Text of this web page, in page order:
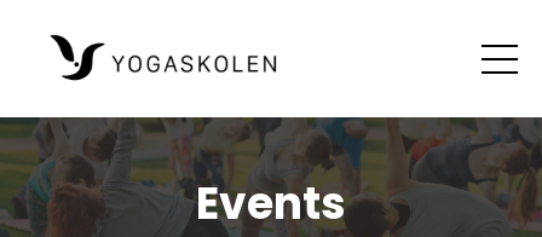
Events